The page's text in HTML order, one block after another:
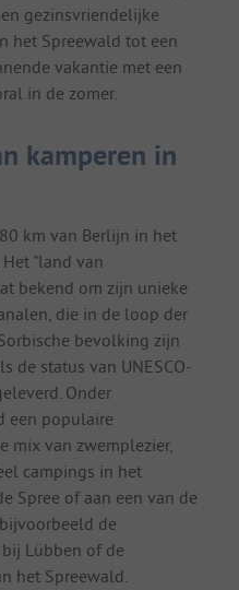
gezinsvriendelijke
het Spreewald tot een
vakantie met een
in de zomer.
kamperen in
km van Berlijn in het
"land van
bekend om zijn unieke
die in de loop der
bevolking zijn
de status van UNESCO-
Onder
een populaire
mix van zwemplezier,
campings in het
Spree of aan een van de
de
Lübben of de
het Spreewald.